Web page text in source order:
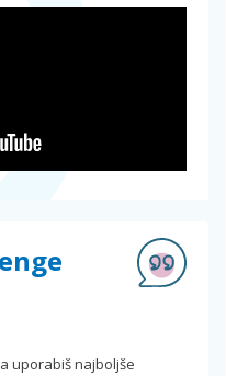
uporabiš najboljše